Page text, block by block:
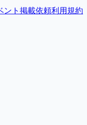
ント掲載依頼利用規約